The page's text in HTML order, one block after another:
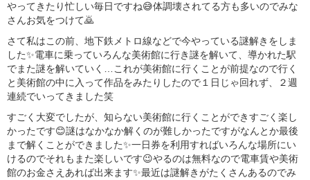
やってきたり忙しい毎日ですね😅体調壊されてる方も多いのでみな
さんお気をつけて🙇
さて私はこの前、地下鉄メトロ線などで今やっている謎解きをしま
した✨電車に乗っていろんな美術館に行き謎を解いて、導かれた駅
でまた謎を解いていく…これが美術館に行くことが前提なので行く
と美術館の中に入って作品をみたりしたので１日じゃ回れず、２週
連続でいってきました笑
すごく大変でしたが、知らない美術館に行くことができすごく楽し
かったです😊謎はなかなか解くのが難しかったですがなんとか最後
まで解くことができました✨一日券を利用すればいろんな場所にい
けるのでそれもまた楽しいです😉やるのは無料なので電車賃や美術
館のお金さえあれば出来ます✨最近は謎解きがたくさんあるのでみ